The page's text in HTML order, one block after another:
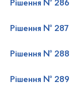
Рішення № 286
Рішення № 287
Рішення № 288
Рішення № 289